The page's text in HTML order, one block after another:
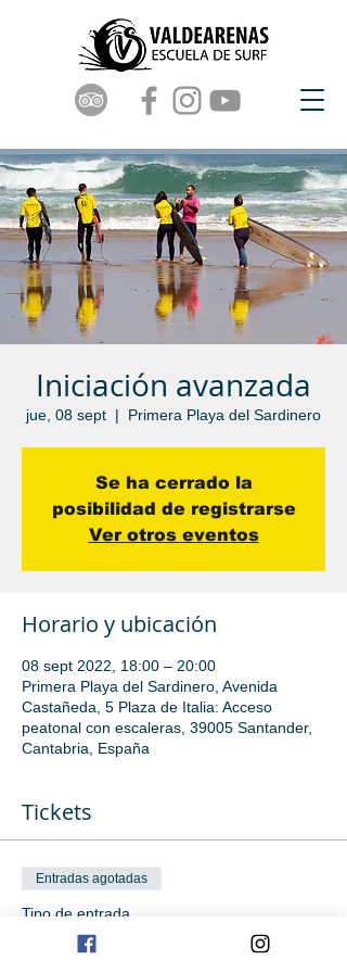
Iniciación avanzada
jue, 08 sept
  |
Primera Playa del Sardinero
Se ha cerrado la
posibilidad de registrarse
Ver otros eventos
Horario y ubicación
08 sept 2022, 18:00 – 20:00
Primera Playa del Sardinero, Avenida
Castañeda, 5 Plaza de Italia: Acceso
peatonal con escaleras, 39005 Santander,
Cantabria, España
Tickets
Entradas agotadas
Tipo de entrada
Iniciación avanzada